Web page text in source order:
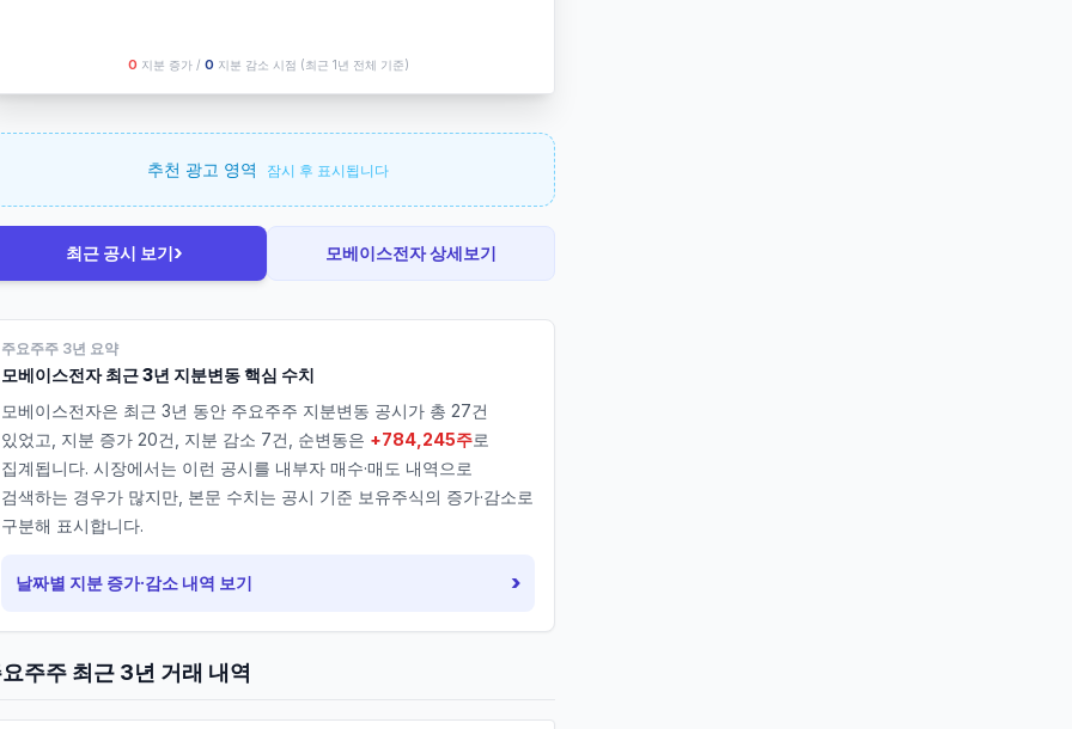
O 지분 증가 / O 지분 감소 시점 (최근 1년 전체 기준)
추천 광고 영역 잠시 후 표시됩니다
최근 공시 보기› 모베이스전자상세보기
주요주주 3년 요약
모베이스전자최근 3년 지분변동 핵심 수치
모베이스전자은 최근 3년 동안 주요주주 지분변동 공시가 총 27건
있었고, 지분 증가 20건, 지분 감소 7건, 순변동은 +784,245주로
집계됩니다. 시장에서는 이런 공시를 내부자 매수·매도 내역으로
검색하는 경우가 많지만, 본문 수치는 공시 기준 보유주식의 증가·감소로
구분해 표시합니다.
날짜별 지분 증가·감소 내역 보기 ›
주주 최근 3년 거래 내역